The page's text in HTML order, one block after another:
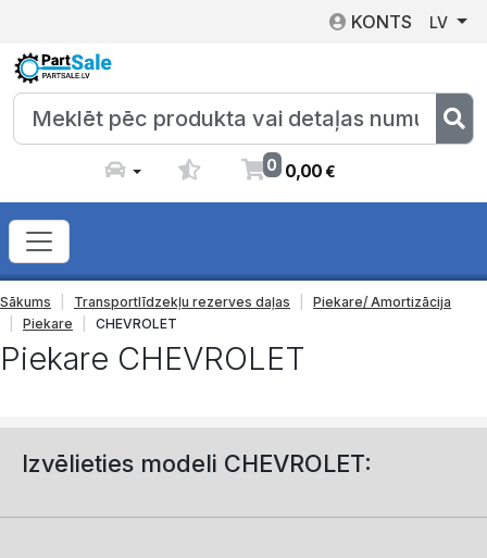
KONTS LV
0 0,00€
Sākums Transportlīdzekļu rezerves daļas
Piekare/ Amortizācija
Piekare
CHEVROLET
Piekare CHEVROLET
Izvēlieties modeli CHEVROLET: